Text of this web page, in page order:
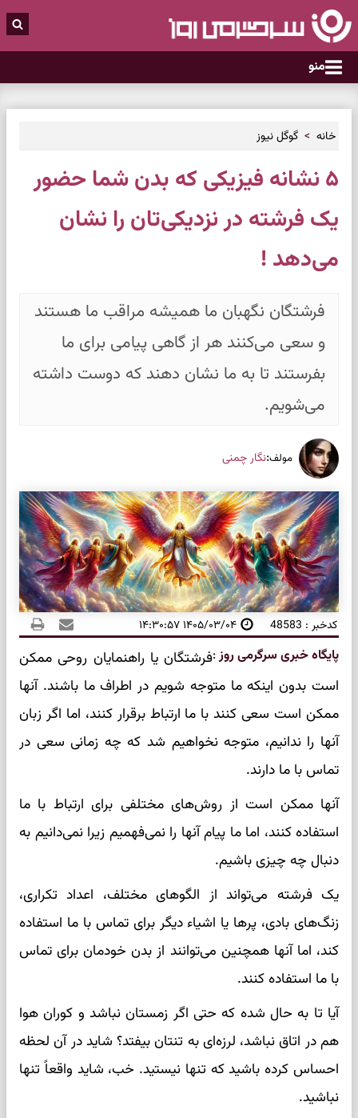
منو
خانه گوگل نیوز
۵ نشانه فیزیکی که بدن شما حضور
یک فرشته در نزدیکی‌تان را نشان
می‌دهد !
فرشتگان نگهبان ما همیشه مراقب ما هستند
و سعی می‌کنند هر از گاهی پیامی برای ما
بفرستند تا به ما نشان دهند که دوست داشته
می‌شویم.
مولف:نگار چمنی
کدخبر : 48583 ۱۴۰۵/۰۳/۰۴ ۱۴:۳۰:۵۷
پایگاه خبری سرگرمی روز:فرشتگان یا راهنمایان روحی ممکن
است بدون اینکه ما متوجه شویم در اطراف ما باشند. آنها
ممکن است سعی کنند با ما ارتباط برقرار کنند، اما اگر زبان
آنها را ندانیم، متوجه نخواهیم شد که چه زمانی سعی در
تماس با ما دارند.
آنها ممکن است از روش‌های مختلفی برای ارتباط با ما
استفاده کنند، اما ما پیام آنها را نمی‌فهمیم زیرا نمی‌دانیم به
دنبال چه چیزی باشیم.
یک فرشته می‌تواند از الگوهای مختلف، اعداد تکراری،
زنگ‌های بادی، پرها یا اشیاء دیگر برای تماس با ما استفاده
کند، اما آنها همچنین می‌توانند از بدن خودمان برای تماس
با ما استفاده کنند.
آیا تا به حال شده که حتی اگر زمستان نباشد و کوران هوا
هم در اتاق نباشد، لرزه‌ای به تنتان بیفتد؟ شاید در آن لحظه
احساس کرده باشید که تنها نیستید. خب، شاید واقعاً تنها
نباشید.